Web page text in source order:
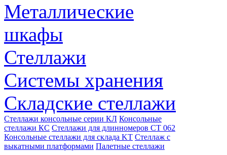
Металлические
шкафы
Стеллажи
Системы хранения
Складские стеллажи
Стеллажи консольные серии КЛ Консольные
стеллажи КС Стеллажи для длинномеров СТ 062
Консольные стеллажи для склада KT Стеллаж с
выкатными платформами Палетные стеллажи